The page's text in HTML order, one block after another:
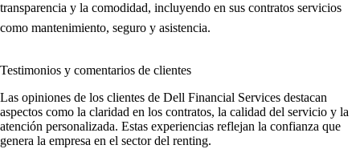
transparencia y la comodidad, incluyendo en sus contratos servicios
como mantenimiento, seguro y asistencia.
Testimonios y comentarios de clientes
Las opiniones de los clientes de Dell Financial Services destacan
aspectos como la claridad en los contratos, la calidad del servicio y la
atención personalizada. Estas experiencias reflejan la confianza que
genera la empresa en el sector del renting.